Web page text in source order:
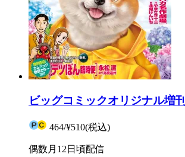
ビッグコミックオリジナル増刊
464/¥510(税込)
偶数月12日頃配信